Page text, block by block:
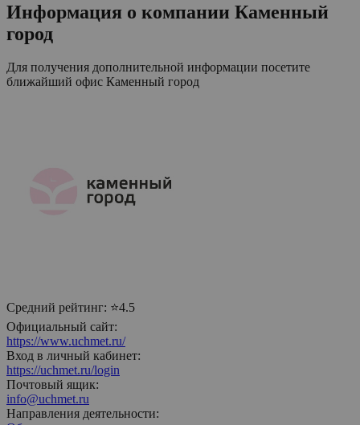
Информация о компании Каменный
город
Для получения дополнительной информации посетите
ближайший офис Каменный город
Средний рейтинг: ⭐4.5
Официальный сайт:
https://www.uchmet.ru/
Вход в личный кабинет:
https://uchmet.ru/login
Почтовый ящик:
info@uchmet.ru
Направления деятельности: